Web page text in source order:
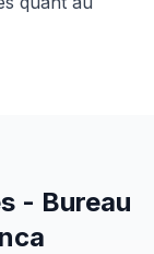
- Bureau